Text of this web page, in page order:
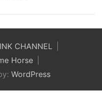
CHANNEL
Horse
WordPress